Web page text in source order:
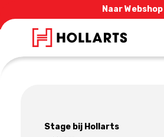
Naar Webshop
Stage bij Hollarts